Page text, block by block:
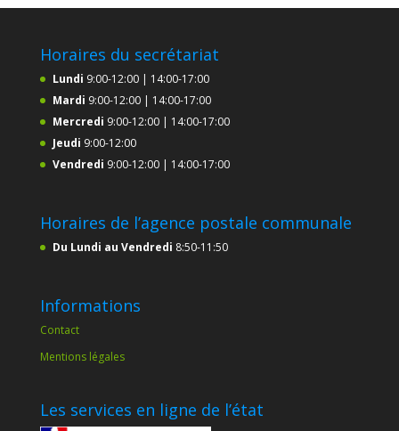
Horaires du secrétariat
Lundi 9:00-12:00 | 14:00-17:00
Mardi 9:00-12:00 | 14:00-17:00
Mercredi 9:00-12:00 | 14:00-17:00
Jeudi 9:00-12:00
Vendredi 9:00-12:00 | 14:00-17:00
Horaires de l’agence postale communale
Du Lundi au Vendredi 8:50-11:50
Informations
Contact
Mentions légales
Les services en ligne de l’état